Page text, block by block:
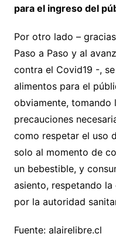
para el ingreso del
Por otro lado –
Paso a Paso y al
contra el Covid19 -,
alimentos para el
obviamente, tomando
precauciones
como respetar el uso
solo al momento de
un bebestible, y
asiento, respetando
por la autoridad
Fuente: alairelibre.cl